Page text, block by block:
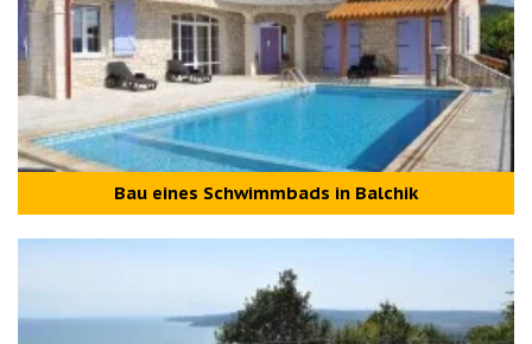
Bau eines Schwimmbads in Balchik